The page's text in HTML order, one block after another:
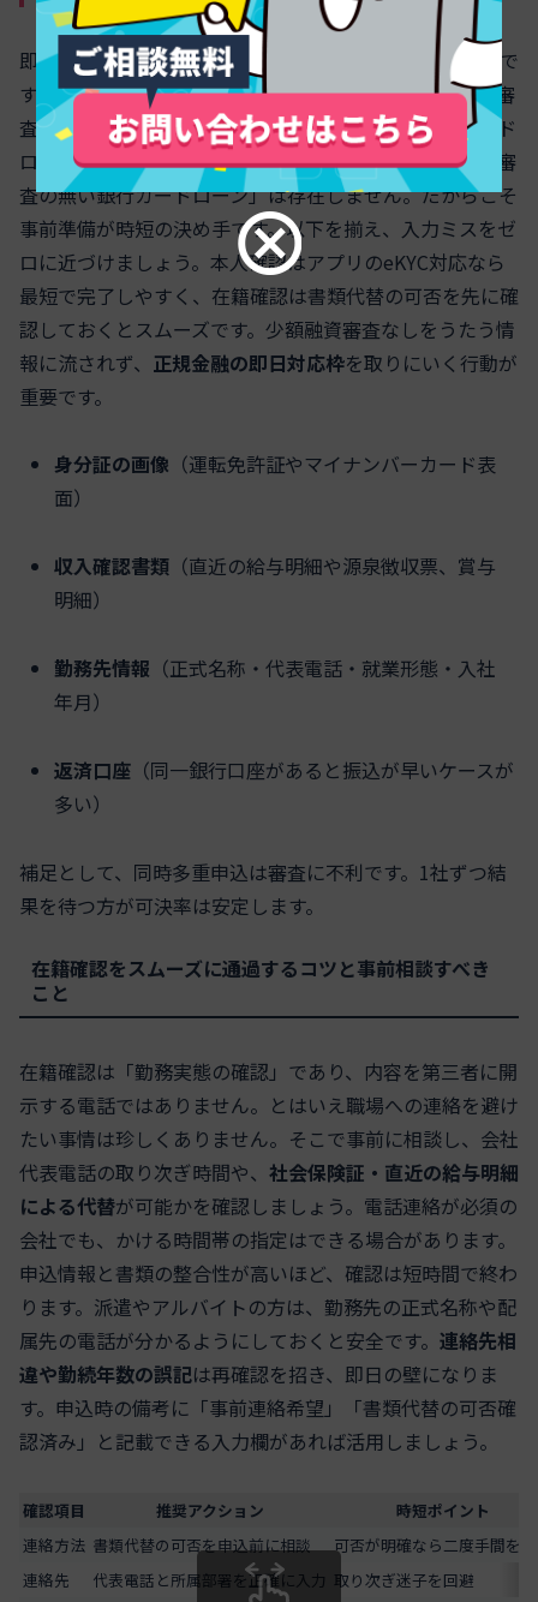
即日を狙う鍵は、審査の入口で待ち時間を作らないことで
す。平日午前の審査受付開始前に申し込むと、当日中の審
査結果と振込に間に合う可能性が高まります。銀行カード
ローンは反社チェックや本人確認が必須で、いわゆる「審
査の無い銀行カードローン」は存在しません。だからこそ
事前準備が時短の決め手です。以下を揃え、入力ミスをゼ
ロに近づけましょう。本人確認はアプリのeKYC対応なら
最短で完了しやすく、在籍確認は書類代替の可否を先に確
認しておくとスムーズです。少額融資審査なしをうたう情
報に流されず、 正規金融の即日対応枠を取りにいく行動が
重要です。
身分証の画像 （運転免許証やマイナンバーカード表
面）
収入確認書類 （直近の給与明細や源泉徴収票、賞与
明細）
勤務先情報 （正式名称・代表電話・就業形態・入社
年月）
返済口座 （同一銀行口座があると振込が早いケースが
多い）
補足として、同時多重申込は審査に不利です。1社ずつ結
果を待つ方が可決率は安定します。
在籍確認をスムーズに通過するコツと事前相談すべき
こと
在籍確認は「勤務実態の確認」であり、内容を第三者に開
示する電話ではありません。とはいえ職場への連絡を避け
たい事情は珍しくありません。そこで事前に相談し、会社
代表電話の取り次ぎ時間や、 社会保険証・直近の給与明細
による代替が可能かを確認しましょう。電話連絡が必須の
会社でも、かける時間帯の指定はできる場合があります。
申込情報と書類の整合性が高いほど、確認は短時間で終わ
ります。派遣やアルバイトの方は、勤務先の正式名称や配
属先の電話が分かるようにしておくと安全です。 連絡先相
違や勤続年数の誤記は再確認を招き、即日の壁になりま
す。申込時の備考に「事前連絡希望」「書類代替の可否確
認済み」と記載できる入力欄があれば活用しましょう。
確認項目 推奨アクション
時短ポイント
連絡方法 書類代替の可否を申込前に相談
可否が明確なら二度手間を
連絡先
代表電話と所属部署を正確に入力 取り次ぎ迷子を回避